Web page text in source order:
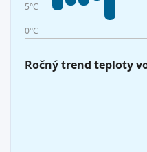
5°C
0°C
Ročný trend teploty